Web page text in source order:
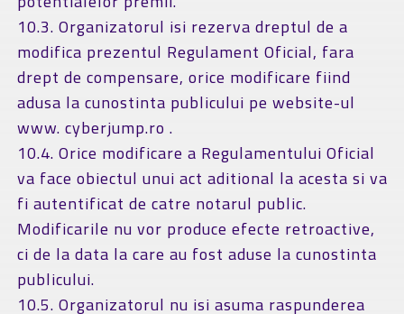
10.3. Organizatorul isi rezerva dreptul de a
modifica prezentul Regulament Oficial, fara
drept de compensare, orice modificare fiind
adusa la cunostinta publicului pe website-ul
www. cyberjump.ro .
10.4. Orice modificare a Regulamentului Oficial
va face obiectul unui act aditional la acesta si va
fi autentificat de catre notarul public.
Modificarile nu vor produce efecte retroactive,
ci de la data la care au fost aduse la cunostinta
publicului.
10.5. Organizatorul nu isi asuma raspunderea